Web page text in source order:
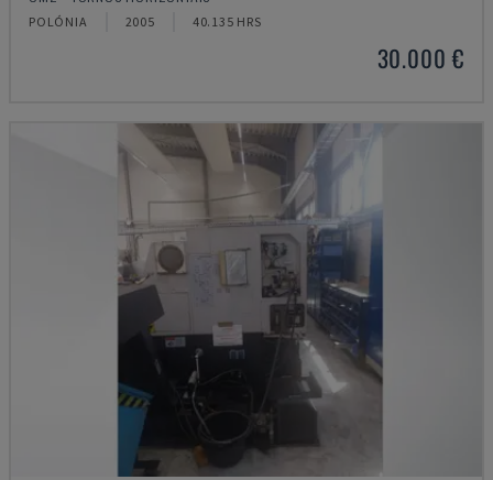
POLÓNIA 2005 40.135 HRS
30.000 €